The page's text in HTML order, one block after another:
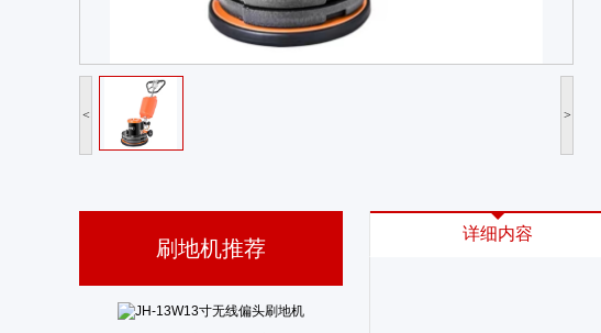
< >
刷地机推荐
震荡机系列易控刷地机
详细内容